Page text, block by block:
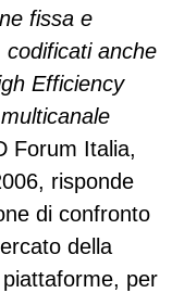
fissa e
anche
Efficiency
Forum Italia,
risponde
di confronto
della
per